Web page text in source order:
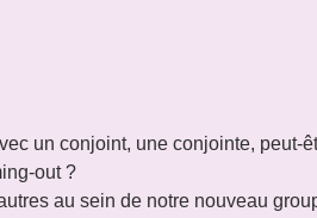
un conjoint, une conjointe, peut-
out ?
au sein de notre nouveau